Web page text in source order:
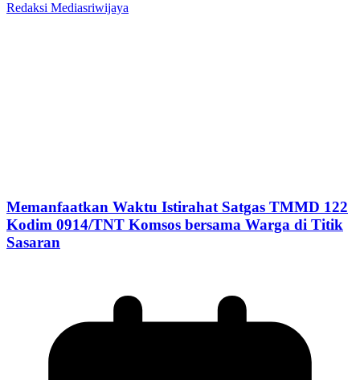
Redaksi Mediasriwijaya
Memanfaatkan Waktu Istirahat Satgas TMMD 122
Kodim 0914/TNT Komsos bersama Warga di Titik
Sasaran